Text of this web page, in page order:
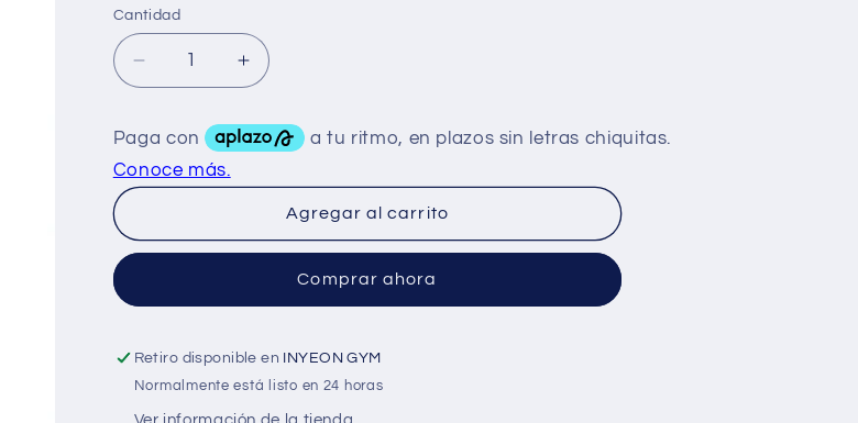
Cantidad
Reducir
cantidad
Omega
Lab
Hardcore
Tadalafil
Gotero
Aumentar
cantidad
para
Omega
Hardcore
Tadalafil
Gotero
Agregar al carrito
Comprar ahora
Retiro disponible en INYEON GYM
Normalmente está listo en 24 horas